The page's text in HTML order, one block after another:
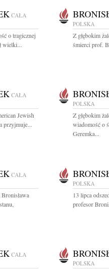
CAŁA
o tragicznej
wielki...
POLSKA
Z głębokim
śmierci prof.
CAŁA
Jewish
przyjmuje...
POLSKA
Z głębokim
wiadomość o
Geremka...
CAŁA
POLSKA
13 lipca
profesor
CAŁA
POLSKA